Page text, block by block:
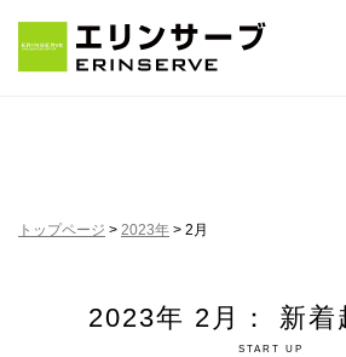
トップページ > 2023年 > 2月
2023年 2月： 新着
START UP